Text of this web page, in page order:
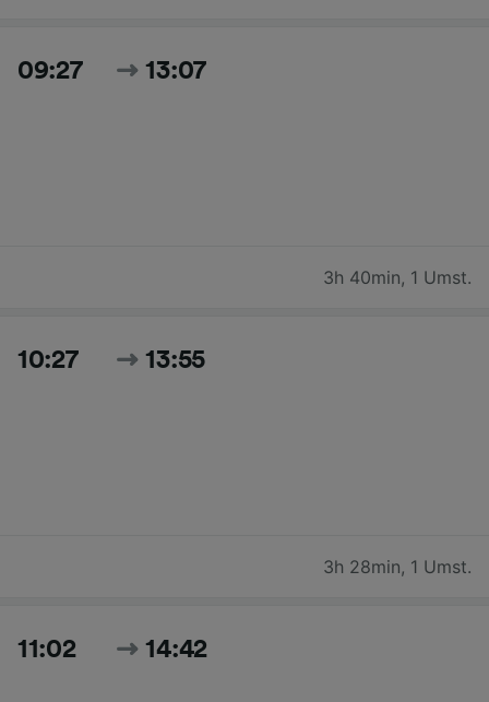
09:27 13:07
3h 40min, 1 Umst.
10:27 13:55
3h 28min, 1 Umst.
11:02 14:42